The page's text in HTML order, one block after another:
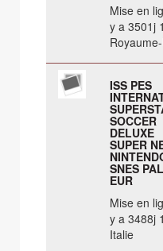
Mise en
y a 3501j
ISS PES
SOCCER
DELUXE
SUPER
SNES PAL
EUR
Mise en
y a 3488j
Italie